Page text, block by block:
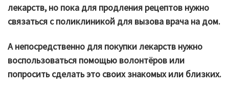
лекарств, но пока для продления рецептов нужно
связаться с поликлиникой для вызова врача на дом.
А непосредственно для покупки лекарств нужно
воспользоваться помощью волонтёров или
попросить сделать это своих знакомых или близких.